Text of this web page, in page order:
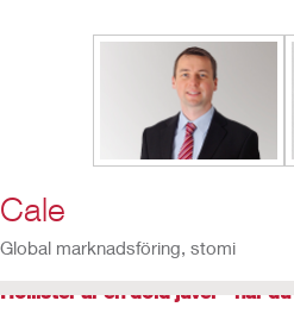
Cale
Global marknadsföring, stomi
Hollister är en dold juvel – när